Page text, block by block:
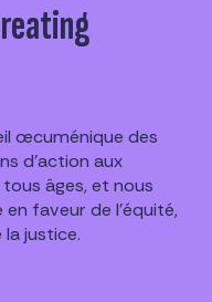
œcuménique des
d'action aux
âges, et nous
en faveur de l'équité,
justice.